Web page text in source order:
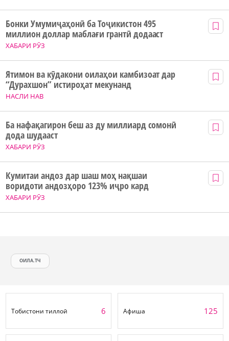
ХАБАРИ РӮЗ
Бонки Умумиҷаҳонӣ ба Тоҷикистон 495
миллион доллар маблағи грантӣ додааст
НАСЛИ НАВ
Ятимон ва кӯдакони оилаҳои камбизоат дар
“Дурахшон” истироҳат мекунанд
ХАБАРИ РӮЗ
Ба нафақагирон беш аз ду миллиард сомонӣ
дода шудааст
ХАБАРИ РӮЗ
Кумитаи андоз дар шаш моҳ нақшаи
воридоти андозҳоро 123% иҷро кард
ОИЛА.ТЧ
Тобистони тиллоӣ 6 Афиша 125